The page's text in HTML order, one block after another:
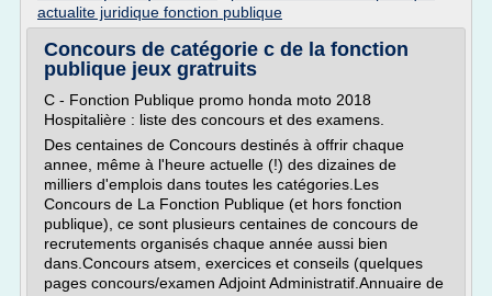
actualite juridique fonction publique
Concours de catégorie c de la fonction
publique jeux gratruits
C - Fonction Publique promo honda moto 2018
Hospitalière : liste des concours et des examens.
Des centaines de Concours destinés à offrir chaque
annee, même à l'heure actuelle (!) des dizaines de
milliers d'emplois dans toutes les catégories.Les
Concours de La Fonction Publique (et hors fonction
publique), ce sont plusieurs centaines de concours de
recrutements organisés chaque année aussi bien
dans.Concours atsem, exercices et conseils (quelques
pages concours/examen Adjoint Administratif.Annuaire de